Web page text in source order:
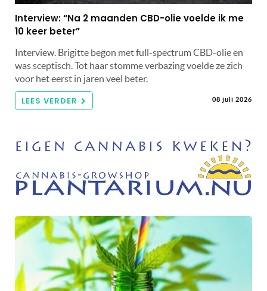
Interview: “Na 2 maanden CBD-olie voelde ik me
10 keer beter”
Interview. Brigitte begon met full-spectrum CBD-olie en
was sceptisch. Tot haar stomme verbazing voelde ze zich
voor het eerst in jaren veel beter.
LEES VERDER 08 juli 2026